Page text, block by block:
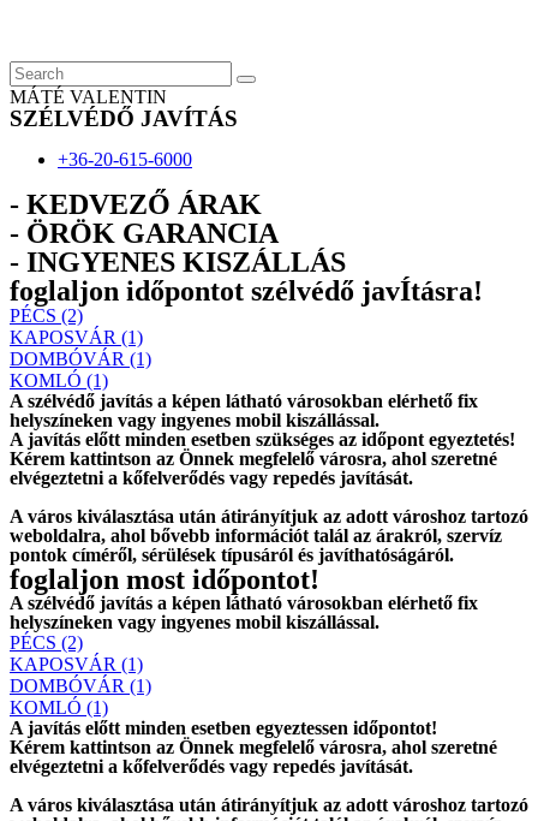
content
MÁTÉ VALENTIN
SZÉLVÉDŐ JAVÍTÁS
+36-20-615-6000
- KEDVEZŐ ÁRAK
- ÖRÖK GARANCIA
- INGYENES KISZÁLLÁS
foglaljon időpontot szélvédő javÍtásra!
PÉCS (2)
KAPOSVÁR (1)
DOMBÓVÁR (1)
KOMLÓ (1)
A szélvédő javítás a képen látható városokban elérhető fix
helyszíneken vagy ingyenes mobil kiszállással.
A javítás előtt minden esetben szükséges az időpont egyeztetés!
Kérem kattintson az Önnek megfelelő városra, ahol szeretné
elvégeztetni a kőfelverődés vagy repedés javítását.
A város kiválasztása után átirányítjuk az adott városhoz tartozó
weboldalra, ahol bővebb információt talál az árakról, szervíz
pontok címéről, sérülések típusáról és javíthatóságáról.
foglaljon most időpontot!
A szélvédő javítás a képen látható városokban elérhető fix
helyszíneken vagy ingyenes mobil kiszállással.
PÉCS (2)
KAPOSVÁR (1)
DOMBÓVÁR (1)
KOMLÓ (1)
A javítás előtt minden esetben egyeztessen időpontot!
Kérem kattintson az Önnek megfelelő városra, ahol szeretné
elvégeztetni a kőfelverődés vagy repedés javítását.
A város kiválasztása után átirányítjuk az adott városhoz tartozó